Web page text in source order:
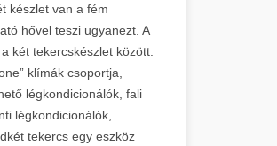
készlet van a fém
hővel teszi ugyanezt. A
két tekercskészlet között.
klímák csoportja,
légkondicionálók, fali
légkondicionálók,
tekercs egy eszköz